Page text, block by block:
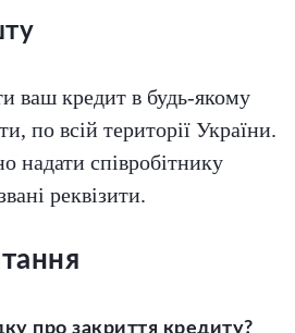
ваш кредит в будь-якому
по всій території України.
надати співробітнику
реквізити.
про закриття кредиту?